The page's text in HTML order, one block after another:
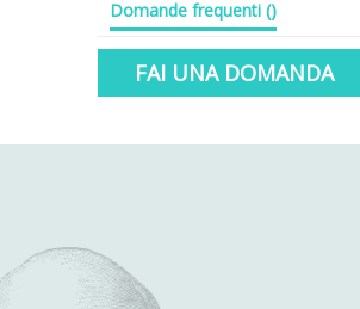
Domande frequenti ()
FAI UNA DOMANDA